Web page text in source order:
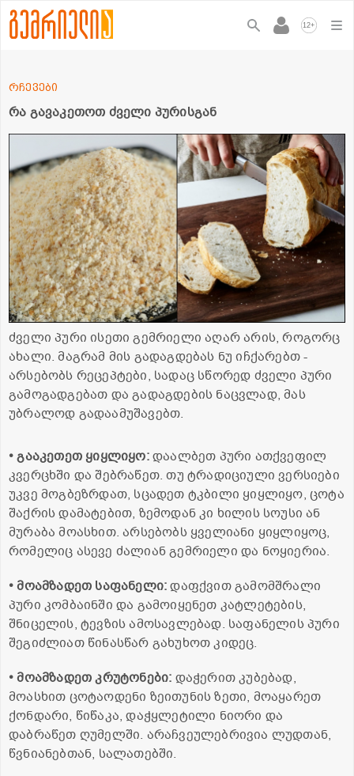
12+
რა გავაკეთოთ ძველი პურისგან
რჩევები
ძველი პური ისეთი გემრიელი აღარ არის, როგორც
ახალი. მაგრამ მის გადაგდებას ნუ იჩქარებთ -
არსებობს რეცეპტები, სადაც სწორედ ძველი პური
გამოგადგებათ და გადაგდების ნაცვლად, მას
უბრალოდ გადაამუშავებთ.
• გააკეთეთ ყიყლიყო:დაალბეთ პური ათქვეფილ
კვერცხში და შებრაწეთ. თუ ტრადიციული ვერსიები
უკვე მოგბეზრდათ, სცადეთ ტკბილი ყიყლიყო, ცოტა
შაქრის დამატებით, ზემოდან კი ხილის სოუსი ან
მურაბა მოასხით. არსებობს ყველიანი ყიყლიყოც,
რომელიც ასევე ძალიან გემრიელი და ნოყიერია.
• მოამზადეთ საფანელი:დაფქვით გამომშრალი
პური კომბაინში და გამოიყენეთ კატლეტების,
შნიცელის, ტევზის ამოსავლებად. საფანელის პური
შეგიძლიათ წინასწარ გახუხოთ კიდეც.
• მოამზადეთ კრუტონები: დაჭერით კუბებად,
მოასხით ცოტაოდენი ზეითუნის ზეთი, მოაყარეთ
ქონდარი, წიწაკა, დაჭყლეტილი ნიორი და
დაბრაწეთ ღუმელში. არაჩვეულებრივია ლუდთან,
წვნიანებთან, სალათებში.